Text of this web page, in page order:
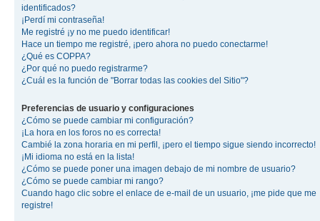
identificados?
¡Perdí mi contraseña!
Me registré ¡y no me puedo identificar!
Hace un tiempo me registré, ¡pero ahora no puedo conectarme!
¿Qué es COPPA?
¿Por qué no puedo registrarme?
¿Cuál es la función de "Borrar todas las cookies del Sitio"?
Preferencias de usuario y configuraciones
¿Cómo se puede cambiar mi configuración?
¡La hora en los foros no es correcta!
Cambié la zona horaria en mi perfil, ¡pero el tiempo sigue siendo incorrecto!
¡Mi idioma no está en la lista!
¿Cómo se puede poner una imagen debajo de mi nombre de usuario?
¿Cómo se puede cambiar mi rango?
Cuando hago clic sobre el enlace de e-mail de un usuario, ¡me pide que me
registre!